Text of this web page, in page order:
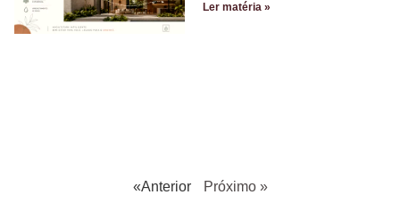
Ler matéria »
«Anterior Próximo »